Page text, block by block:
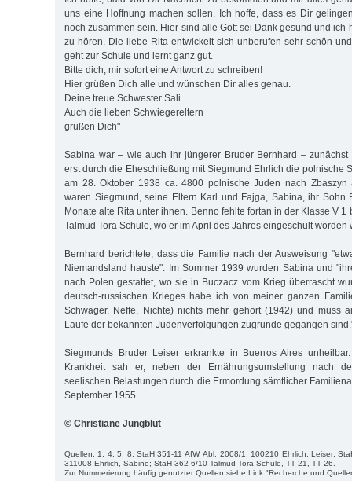
uns eine Hoffnung machen sollen. Ich hoffe, dass es Dir
noch zusammen sein. Hier sind alle Gott sei Dank gesund und ich
zu hören. Die liebe Rita entwickelt sich unberufen sehr schön
geht zur Schule und lernt ganz gut.
Bitte dich, mir sofort eine Antwort zu schreiben!
Hier grüßen Dich alle und wünschen Dir alles genau.
Deine treue Schwester Sali
Auch die lieben Schwiegereltern
grüßen Dich"
Sabina war – wie auch ihr jüngerer Bruder Bernhard – zunächst
erst durch die Eheschließung mit Siegmund Ehrlich die polnische
am 28. Oktober 1938 ca. 4800 polnische Juden nach Zbaszyn
waren Siegmund, seine Eltern Karl und Fajga, Sabina, ihr Sohn
Monate alte Rita unter ihnen. Benno fehlte fortan in der Klasse V 1
Talmud Tora Schule, wo er im April des Jahres eingeschult worden
Bernhard berichtete, dass die Familie nach der Ausweisung
Niemandsland hauste". Im Sommer 1939 wurden Sabina und
nach Polen gestattet, wo sie in Buczacz vom Krieg überrascht
deutsch-russischen Krieges habe ich von meiner ganzen
Schwager, Neffe, Nichte) nichts mehr gehört (1942) und muss
Laufe der bekannten Judenverfolgungen zugrunde gegangen
Siegmunds Bruder Leiser erkrankte in Buenos Aires
Krankheit sah er, neben der Ernährungsumstellung nach
seelischen Belastungen durch die Ermordung sämtlicher
September 1955.
© Christiane Jungblut
Quellen: 1; 4; 5; 8; StaH 351-11 AfW, Abl. 2008/1, 100210 Ehrlich, Leiser;
311008 Ehrlich, Sabine; StaH 362-6/10 Talmud-Tora-Schule, TT 21, TT 26.
Zur Nummerierung häufig genutzter Quellen siehe Link "Recherche und